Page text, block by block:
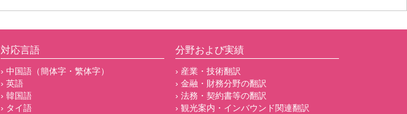
対応言語
› 中国語（簡体字・繁体字）
› 英語
› 韓国語
› タイ語
分野および実績
› 産業・技術翻訳
› 金融・財務分野の翻訳
› 法務・契約書等の翻訳
› 観光案内・インバウンド関連翻訳